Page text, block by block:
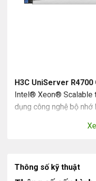
H3C UniServer R4700
Intel® Xeon® Scalable
dụng công nghệ bộ
như tăng tốc IO nhanh
phủ, R4700 G6 có thể
Thông số kỹ thuật